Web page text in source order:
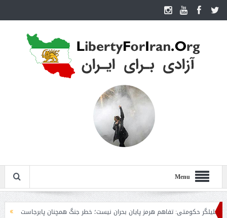
Menu
حکومتی: تفاهم هرمز پایان بحران نیست؛ خطر جنگ همچنان پابرجاست ایران؛